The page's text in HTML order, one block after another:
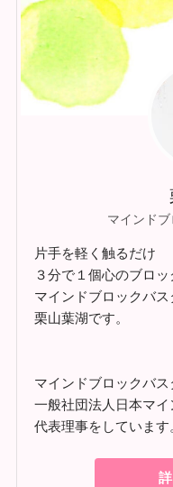
マインド
片手を軽く触るだけ
３分で１個心のブロ
マインドブロックバス
栗山葉湖です。
マインドブロックバ
一般社団法人日本マ
代表理事をしています